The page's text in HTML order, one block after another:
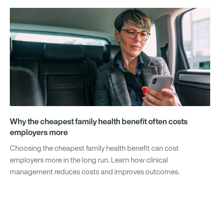
Why the cheapest family health benefit often costs
employers more
Choosing the cheapest family health benefit can cost
employers more in the long run. Learn how clinical
management reduces costs and improves outcomes.